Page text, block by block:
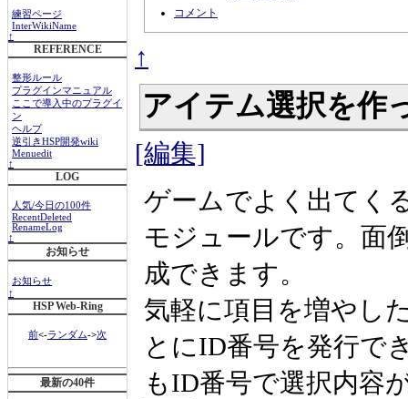
練習ページ
InterWikiName
↑
REFERENCE
整形ルール
プラグインマニュアル
ここで導入中のプラグイ
ン
ヘルプ
逆引きHSP開発wiki
Menuedit
↑
LOG
人気/今日の100件
RecentDeleted
RenameLog
↑
お知らせ
お知らせ
↑
HSP Web-Ring
前<-ランダム->次
最新の40件
コメント
↑
アイテム選択を作
[編集]
ゲームでよく出てく
モジュールです。面
成できます。
気軽に項目を増やし
とにID番号を発行で
もID番号で選択内容